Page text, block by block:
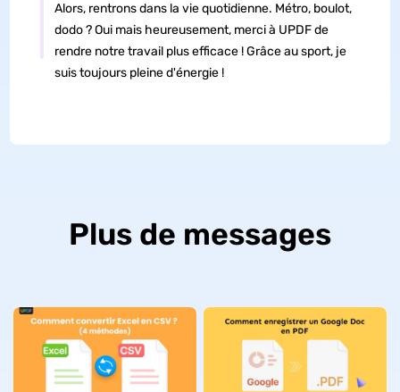
Alors, rentrons dans la vie quotidienne. Métro, boulot,
dodo ? Oui mais heureusement, merci à UPDF de
rendre notre travail plus efficace ! Grâce au sport, je
suis toujours pleine d'énergie !
Plus de messages